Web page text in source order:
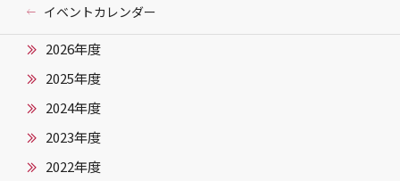
イベントカレンダー
2026年度
2025年度
2024年度
2023年度
2022年度